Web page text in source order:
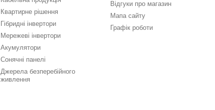
Квартирне рішення
Гібридні інвертори
Мережеві інвертори
Акумулятори
Сонячні панелі
Джерела безперебійного
живлення
Відгуки про магазин
Мапа сайту
Графік роботи